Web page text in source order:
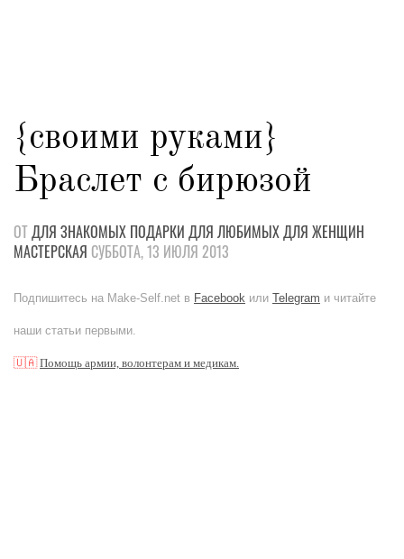
{своими руками}
Браслет с бирюзой
ОТДЛЯ ЗНАКОМЫХ ПОДАРКИ ДЛЯ ЛЮБИМЫХДЛЯ ЖЕНЩИН
МАСТЕРСКАЯ СУББОТА, 13 ИЮЛЯ 2013
Подпишитесь на Make-Self.net в Facebook или Telegram и читайте
наши статьи первыми.
🇺🇦Помощь армии, волонтерам и медикам.